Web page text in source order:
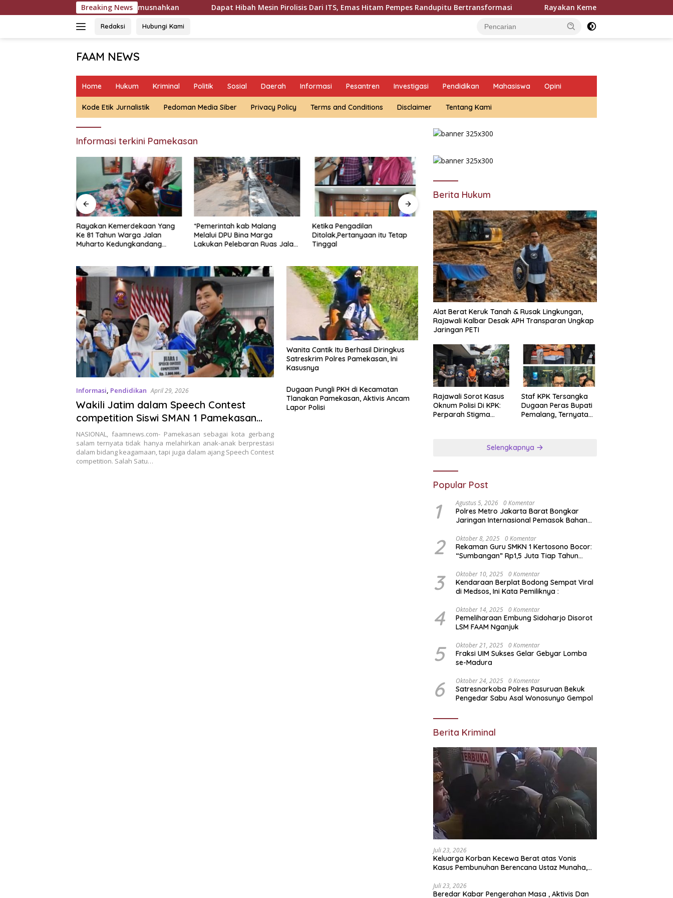
ke
Breaking News
Senilai Rp119 Miliar Dimusnahkan Dapat Hibah Mesin Pirolisis Dari ITS, Emas Hitam Pempes Randupitu Bertransformasi Rayakan Kemerdekaan Yang Ke 81 Tahun
Redaksi Hubungi Kami
FAAM NEWS
Fakta,
Aspirasi
Home Hukum Kriminal Politik Sosial Daerah Informasi Pesantren Investigasi Pendidikan Mahasiswa Opini
Kode Etik Jurnalistik Pedoman Media Siber Privacy Policy Terms and Conditions Disclaimer Tentang Kami
Informasi terkini Pamekasan
Rayakan Kemerdekaan Yang
Ke 81 Tahun Warga Jalan
Muharto Kedungkandang
*Pemerintah kab Malang
Melalui DPU Bina Marga
Lakukan Pelebaran Ruas Jalan
Ketika Pengadilan
Ditolak,Pertanyaan itu Tetap
Tinggal
Dalam Kegiatan Kontingen
Jambore Nasional ke XII,
Lukman hakim Titip Nama Baik
Bangkalan.
Alat Berat Keruk Tanah &
Rusak Lingkungan, Rajawali
Kalbar Desak APH Transparan
Ungkap Jaringan PETI
Informasi, Pendidikan April 29, 2026
Wakili Jatim dalam Speech Contest
competition Siswi SMAN 1 Pamekasan
Bidik Juara 1 Tingkat Nasional
NASIONAL, faamnews.com- Pamekasan sebagai kota gerbang
salam ternyata tidak hanya melahirkan anak-anak berprestasi
dalam bidang keagamaan, tapi juga dalam ajang Speech Contest
competition. Salah Satu…
Wanita Cantik Itu Berhasil Diringkus
Satreskrim Polres Pamekasan, Ini
Kasusnya
Dugaan Pungli PKH di Kecamatan
Tlanakan Pamekasan, Aktivis Ancam
Lapor Polisi
Berita Hukum
Alat Berat Keruk Tanah & Rusak Lingkungan,
Rajawali Kalbar Desak APH Transparan Ungkap
Jaringan PETI
Rajawali Sorot Kasus
Oknum Polisi Di KPK:
Perparah Stigma
Staf KPK Tersangka
Dugaan Peras Bupati
Pemalang, Ternyata
Selengkapnya
Popular Post
1 Agustus 5, 2026 0 Komentar
Polres Metro Jakarta Barat Bongkar
Jaringan Internasional Pemasok Bahan
dan Barang Bukti 1,1 ton Senilai Rp119
Miliar Dimusnahkan
2 Oktober 8, 2025 0 Komentar
Rekaman Guru SMKN 1 Kertosono Bocor:
“Sumbangan” Rp1,5 Juta Tiap Tahun
Pungli di Jatim Dipertanyakan
3 Oktober 10, 2025 0 Komentar
Kendaraan Berplat Bodong Sempat Viral
di Medsos, Ini Kata Pemiliknya :
4 Oktober 14, 2025 0 Komentar
Pemeliharaan Embung Sidoharjo Disorot
LSM FAAM Nganjuk
5 Oktober 21, 2025 0 Komentar
Fraksi UIM Sukses Gelar Gebyar Lomba
se-Madura
6 Oktober 24, 2025 0 Komentar
Satresnarkoba Polres Pasuruan Bekuk
Pengedar Sabu Asal Wonosunyo Gempol
Berita Kriminal
Juli 23, 2026
Keluarga Korban Kecewa Berat atas Vonis
Kasus Pembunuhan Berencana Ustaz Munaha,
Juli 23, 2026
Beredar Kabar Pengerahan Masa , Aktivis Dan